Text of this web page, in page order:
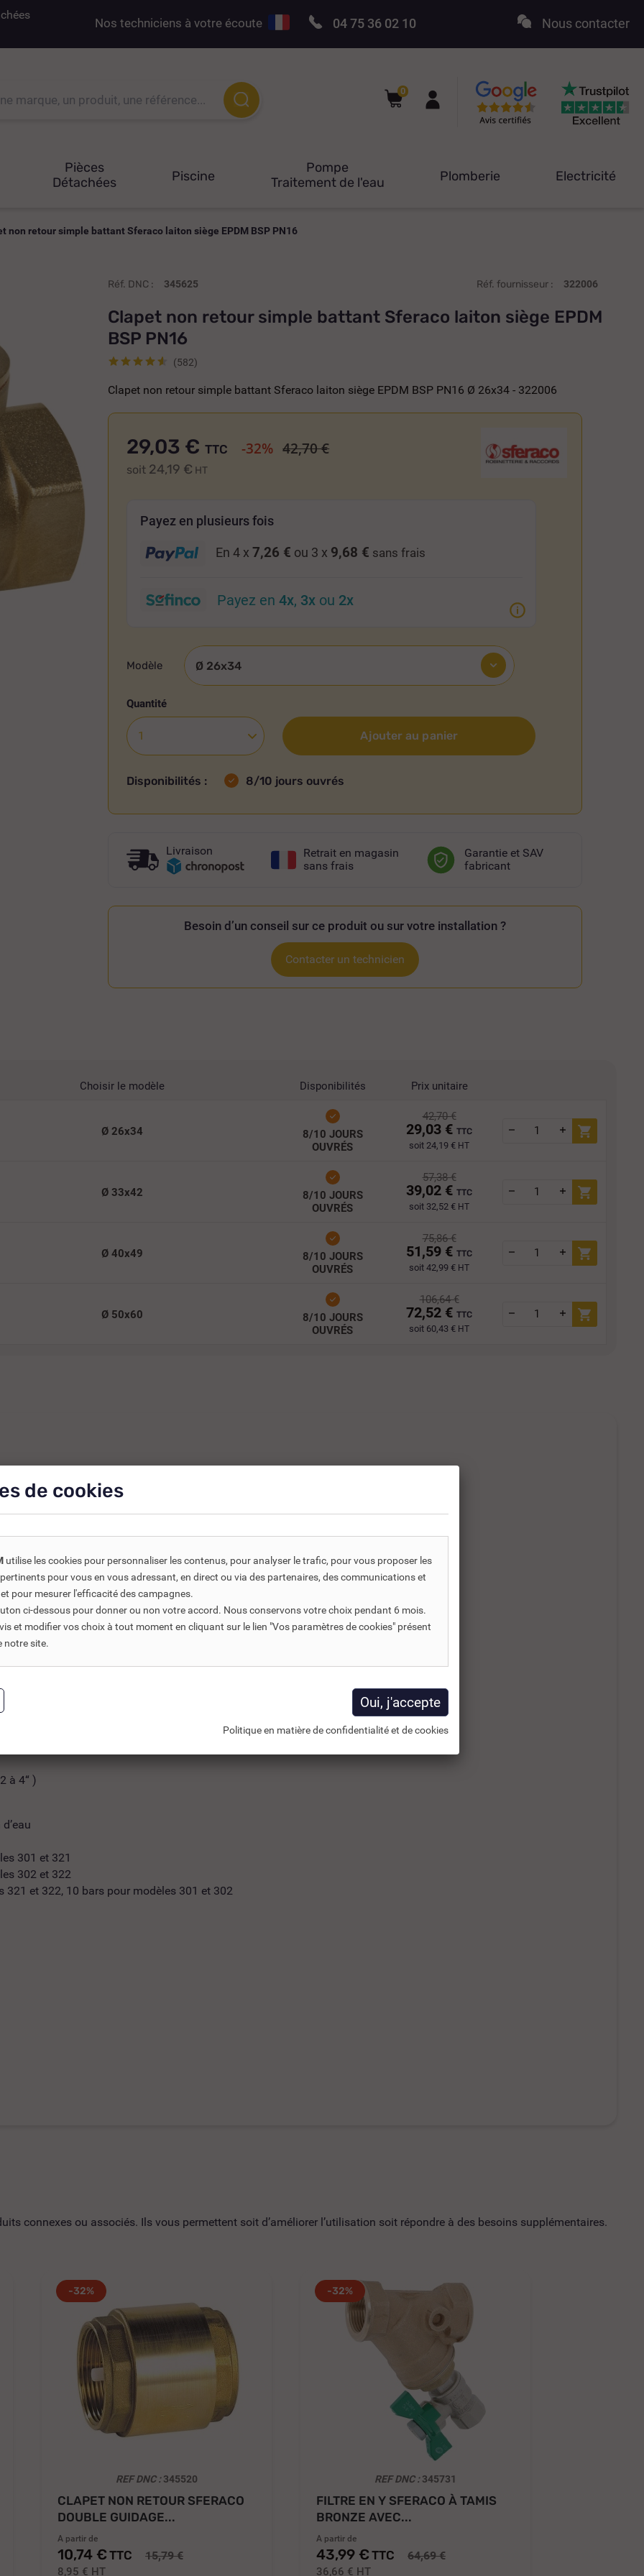
Nos techniciens à votre écoute 04 75 36 02 10 Nous contacter
0
Pièces
Détachées
Piscine
Pompe
Traitement de l'eau
Plomberie Electricité
non retour simple battant Sferaco laiton siège EPDM BSP PN16
Réf. DNC : 345625 Réf. fournisseur : 322006
Clapet non retour simple battant Sferaco laiton siège EPDM
BSP PN16
(582)
Clapet non retour simple battant Sferaco laiton siège EPDM BSP PN16 Ø 26x34 - 322006
29,03 €
soit 24,19 € HT
TTC -32% 42,70 €
Payez en plusieurs fois
En 4 x7,26 € ou 3 x 9,68 € sans frais
Payez en4x, 3x ou 2x
Modèle
Quantité
Ajouter au panier
Disponibilités : 8/10 jours ouvrés
Livraison
Retrait en magasin
sans frais
Garantie et SAV
fabricant
Besoin d’un conseil sur ce produit ou sur votre installation ?
Contacter un technicien
Choisir le modèle Disponibilités Prix unitaire
Ø 26x34
8/10 JOURS
OUVRÉS
42,70 €
29,03 € TTC
soit 24,19 € HT
Ø 33x42
8/10 JOURS
OUVRÉS
57,38 €
39,02 € TTC
soit 32,52 € HT
Ø 40x49
8/10 JOURS
OUVRÉS
75,86 €
51,59 € TTC
soit 42,99 € HT
Ø 50x60
8/10 JOURS
OUVRÉS
106,64 €
72,52 € TTC
soit 60,43 € HT
siège EPDM BSP PN16
BSP - PN16
une flèche
322 )
)
une flèche )
à 4“ )
301 et 321
302 et 322
et 322, 10 bars pour modèles 301 et 302
connexes ou associés. Ils vous permettent soit d’améliorer l’utilisation soit répondre à des besoins supplémentaires.
-32%
REF DNC :345520
CLAPET NON RETOUR SFERACO
DOUBLE GUIDAGE...
A partir de
10,74 € TTC 15,79 €
8,95 € HT
-32%
REF DNC :345731
FILTRE EN Y SFERACO À TAMIS
BRONZE AVEC...
A partir de
43,99 € TTC 64,69 €
36,66 € HT
de cookies
utilise les cookies pour personnaliser les contenus, pour analyser le trafic, pour vous proposer les
pour vous en vous adressant, en direct ou via des partenaires, des communications et
pour mesurer l'efficacité des campagnes.
ci-dessous pour donner ou non votre accord. Nous conservons votre choix pendant 6 mois.
et modifier vos choix à tout moment en cliquant sur le lien "Vos paramètres de cookies" présent
notre site.
Politique en matière de confidentialité et de cookies